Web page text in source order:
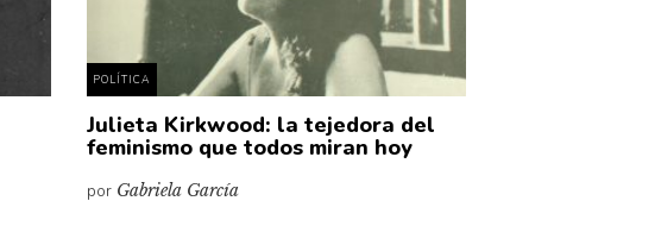
POLÍTICA
Julieta Kirkwood: la tejedora del
feminismo que todos miran hoy
por Gabriela García